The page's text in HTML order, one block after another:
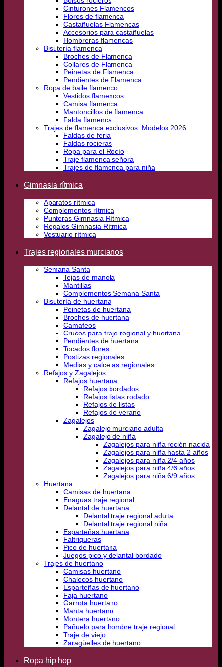
Cinturones Flamencos
Flores de flamenca
Castañuelas Flamencas
Accesorios para castañuelas
Hombreras flamencas
Bisutería flamenca
Broches de Flamenca
Collares de Flamenca
Peinetas de Flamenca
Pendientes de Flamenca
Ropa de baile flamenco
Vestidos flamencos
Camisa flamenca
Mantoncillos de flamenca
Falda flamenca
Trajes de flamenca exclusivos: Modelos 2026
Faldas de feria
Faldas rocieras
Ropa para el Rocío
Traje flamenca señora
Trajes de flamenca para niña
Gimnasia rítmica
Aparatos rítmica
Complementos rítmica
Punteras Gimnasia Rítmica
Regalos Gimnasia Rítmica
Vestuario rítmica
Trajes regionales murcianos
Semana Santa
Tejas de manola
Mantillas
Complementos Semana Santa
Bisutería de huertana
Peinetas de huertana
Broches de huertana
Camafeos
Cruces para traje regional y huertana.
Pendientes de huertana
Tocados flores
Postizas regionales
Medias y calcetas regionales
Refajos y Zagalejos
Refajos huertana
Refajos bordados
Refajos listas rodado
Refajos de listas
Refajos de verano
Zagalejos
Zagalejo murciano adulta
Zagalejo de niña
Zagalejos para niña recién nacida
Zagalejos para niña hasta 2 años
Zagalejos para niña 2/4 años
Zagalejos para niña 4/6 años
Zagalejos para niña 6/9 años
Huertana
Camisas de huertana
Enaguas traje regional
Delantal de huertana
Delantal traje regional adulta
Delantal traje regional niña
Esparteñas huertana
Faltriqueras
Pico de huertana
Juegos pico y delantal bordado
Trajes de huertano
Camisas huertano
Chalecos huertano
Esparteñas de huertano
Faja huertano
Garrota huertano
Manta huertano
Montera huertano
Pañuelo para hombre traje regional
Traje de viejo
Zaragüelles de huertano
Ropa hip hop